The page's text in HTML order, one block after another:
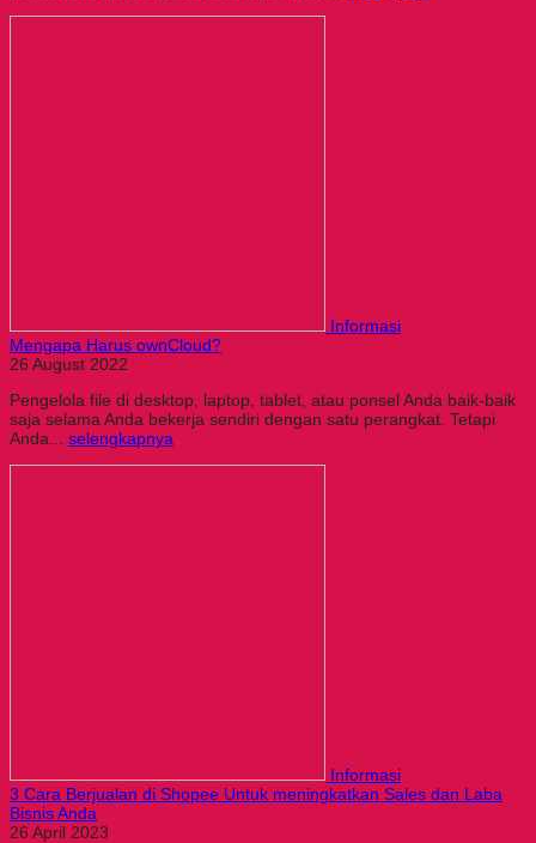
Informasi
Mengapa Harus ownCloud?
26 August 2022
Pengelola file di desktop, laptop, tablet, atau ponsel Anda baik-baik
saja selama Anda bekerja sendiri dengan satu perangkat. Tetapi
Anda... selengkapnya
Informasi
3 Cara Berjualan di Shopee Untuk meningkatkan Sales dan Laba
Bisnis Anda
26 April 2023